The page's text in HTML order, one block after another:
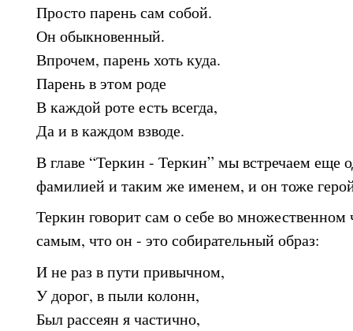
Просто парень сам собой.
Он обыкновенный.
Впрочем, парень хоть куда.
Парень в этом роде
В каждой роте есть всегда,
Да и в каждом взводе.
В главе “Теркин - Теркин” мы встречаем еще
фамилией и таким же именем, и он тоже
Теркин говорит сам о себе во множественном
самым, что он - это собирательный образ:
И не раз в пути привычном,
У дорог, в пыли колонн,
Был рассеян я частично,